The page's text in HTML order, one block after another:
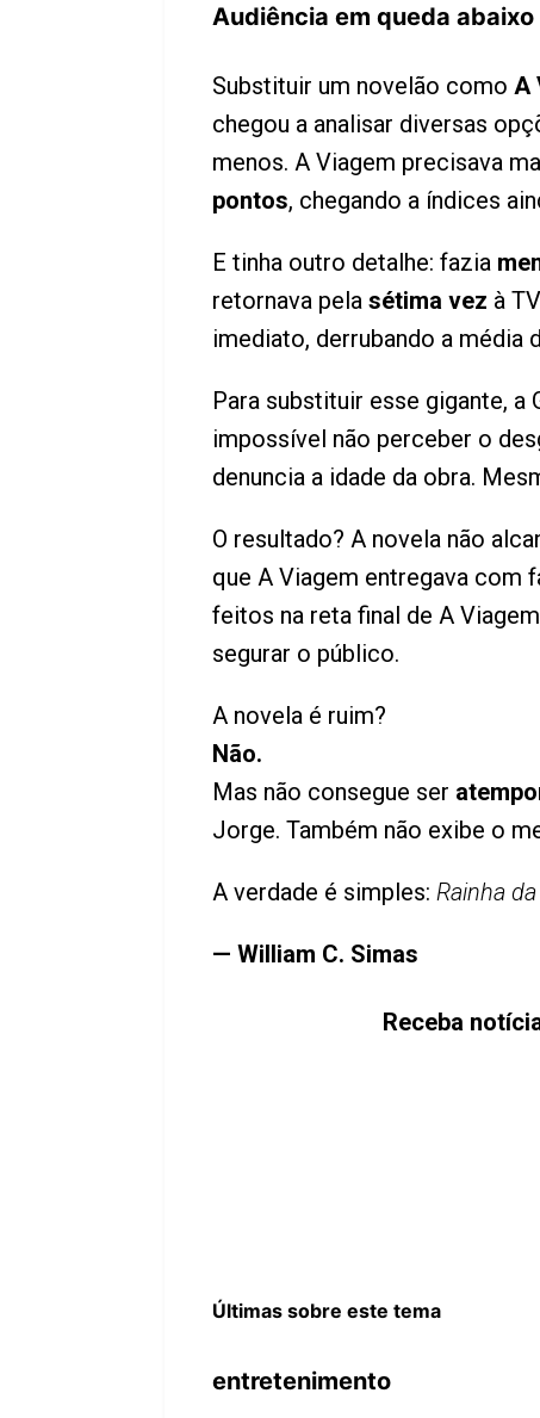
Audiência em queda
Substituir um novelão como A
chegou a analisar diversas
menos. A Viagem precisava
pontos, chegando a índices
E tinha outro detalhe: fazia
retornava pela sétima vez à
imediato, derrubando a média
Para substituir esse gigante, a
impossível não perceber o
denuncia a idade da obra.
O resultado? A novela não
que A Viagem entregava com
feitos na reta final de A
segurar o público.
A novela é ruim?
Não.
Mas não consegue ser
Jorge. Também não exibe o
A verdade é simples: Rainha
— William C. Simas
Receba
Últimas sobre este tema
entretenimento